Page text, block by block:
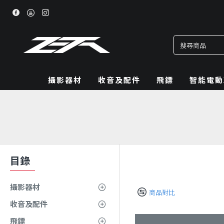
攝影器材 收音及配件 飛鏢 智能電
目錄
攝影器材
收音及配件
飛鏢
商品對比